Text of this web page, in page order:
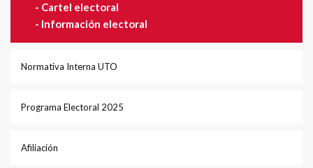
- Cartel electoral
- Información electoral
Normativa Interna UTO
Programa Electoral 2025
Afiliación